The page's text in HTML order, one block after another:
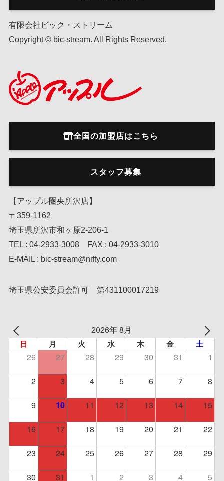
有限会社ビック・ストリーム
Copyright © bic-stream. All Rights Reserved.
全国の加盟店はこちら
スタッフ募集
【アップル圏央所沢店】
〒359-1162
埼玉県所沢市和ヶ原2-206-1
TEL : 04-2933-3008 FAX : 04-2933-3010
E-MAIL : bic-stream@nifty.com
埼玉県公安委員会許可 第431100017219
2026年 8月
日 月 火 水 木 金 土
26 27 28 29 30 31
1
2
3 4 5 6 7
8
9
10 11 12 13 14
15
16
17 18 19 20 21
22
23
24 25 26 27 28
29
30
31 1 2 3 4 5